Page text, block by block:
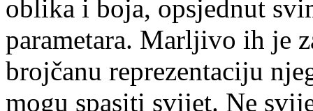
oblika i boja, opsjednut
parametara. Marljivo ih je
brojčanu reprezentaciju
mogu spasiti svijet. Ne